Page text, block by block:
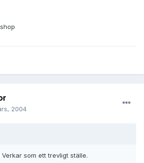
2004
Verkar som ett trevligt ställe.